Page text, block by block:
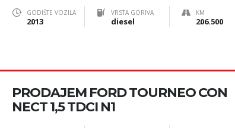
GODIŠTE VOZILA
2013
VRSTA GORIVA
diesel
KM
206.500
PRODAJEM FORD TOURNEO CON
NECT 1,5 TDCI N1